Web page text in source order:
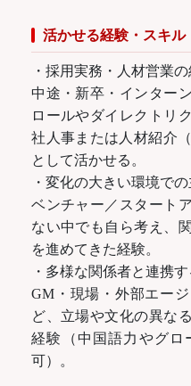
活かせる経験・スキル
・採用実務・人材営業
中途・新卒・インター
ロールやダイレクトリ
社人事または人材紹介
として活かせる。
・変化の大きい環境で
ベンチャー／スタート
ない中でも自ら考え、
を進めてきた経験。
・多様な関係者と連携
GM・現場・外部エー
ど、立場や文化の異な
経験（中国語力やグロ
可）。